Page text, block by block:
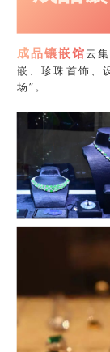
成品镶嵌馆云
嵌、珍珠首饰、
场”。